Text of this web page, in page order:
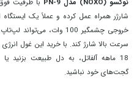
نوکسو (NOXO) مدل PN-9
شارژر همراه عمل کرده و عملاً یک
خروجی چشمگیر 100 وات،
سرعت بالا شارژ کند. با خرید این غول انرژی
18 ماهه آلفاتل، به دل طبیعت
گجت‌های خود نباشید.